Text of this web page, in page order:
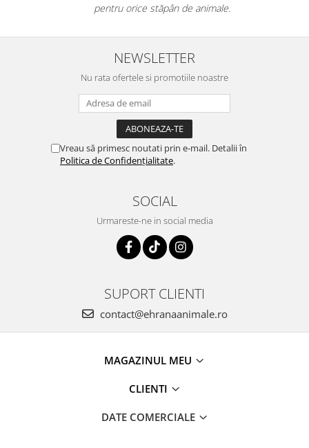
pentru orice stăpân de animale.
NEWSLETTER
Nu rata ofertele si promotiile noastre
Vreau să primesc noutati prin e-mail. Detalii în
Politica de Confidențialitate.
SOCIAL
Urmareste-ne in social media
SUPORT CLIENTI
contact@ehranaanimale.ro
MAGAZINUL MEU
CLIENTI
DATE COMERCIALE